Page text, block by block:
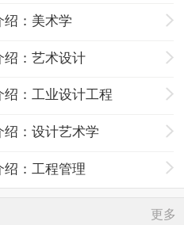
绍：美术学
绍：艺术设计
：工业设计工程
：设计艺术学
绍：工程管理
更多